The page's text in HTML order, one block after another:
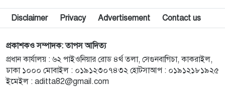
হালুয়াঘাটে আন্তর্জাতিক আদিবাসী দিবস পালিত
৯
ঝিনাইগাতীতে বর্ণাঢ্য আয়োজনে আন্তর্জাতিক আদিবাসী
দিবস পালিত
১০
Disclaimer Privacy Advertisement Contact us
প্রকাশকও সম্পাদক: তাপস আদিত্য
প্রধান কার্যালয় : ৬২ পাইওনিয়ার রোড ৪র্থ তলা, সেগুনবাগিচা, কাকরাইল,
ঢাকা ১০০০ মোবাইল : ০১৯১২৩০৭৪৩২ হোটসাআপ : ০১৯১২১৮১৯২৫
ইমেইল : aditta82@gmail.com